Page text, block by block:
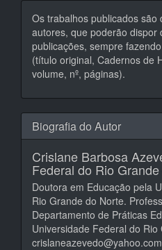
Os trabalhos publicados
autores, que poderão dispor
publicações, sempre
(título original, Cadernos de
volume, nº, páginas).
Biografia do Autor
Crislane Barbosa
Federal do Rio
Doutora em Educação pela
Rio Grande do Norte.
Departamento de Práticas
Universidade Federal do